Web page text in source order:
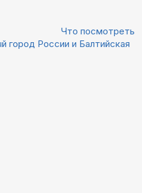
Что посмотреть
город России и Балтийская